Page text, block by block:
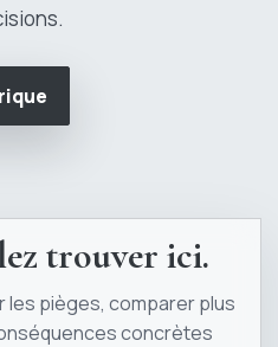
trouver ici.
pièges, comparer plus
concrètes